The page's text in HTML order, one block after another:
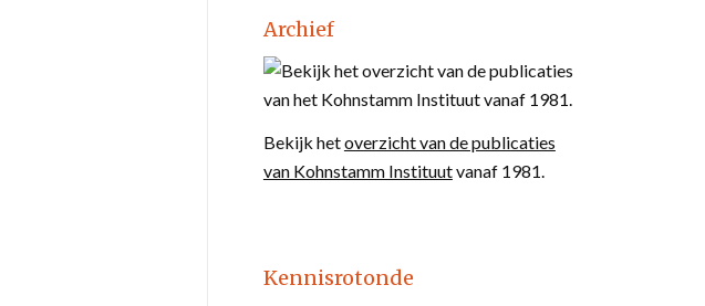
Archief
Bekijk hetoverzicht van de publicaties
van Kohnstamm Instituutvanaf 1981.
Kennisrotonde